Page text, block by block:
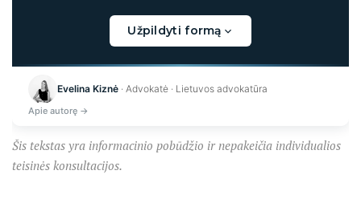
Užpildyti formą
Kraunama...
Evelina Kiznė · Advokatė · Lietuvos advokatūra
Apie autorę →
Šis tekstas yra informacinio pobūdžio ir nepakeičia individualios
teisinės konsultacijos.